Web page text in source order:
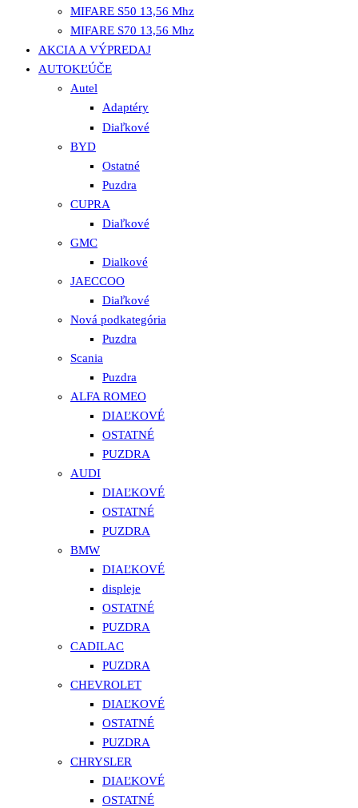
MIFARE S50 13,56 Mhz
MIFARE S70 13,56 Mhz
AKCIA A VÝPREDAJ
AUTOKĽÚČE
Autel
Adaptéry
Diaľkové
BYD
Ostatné
Puzdra
CUPRA
Diaľkové
GMC
Dialkové
JAECCOO
Diaľkové
Nová podkategória
Puzdra
Scania
Puzdra
ALFA ROMEO
DIAĽKOVÉ
OSTATNÉ
PUZDRA
AUDI
DIAĽKOVÉ
OSTATNÉ
PUZDRA
BMW
DIAĽKOVÉ
displeje
OSTATNÉ
PUZDRA
CADILAC
PUZDRA
CHEVROLET
DIAĽKOVÉ
OSTATNÉ
PUZDRA
CHRYSLER
DIAĽKOVÉ
OSTATNÉ